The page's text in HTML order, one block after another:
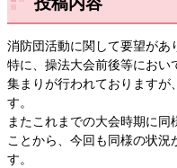
消防団活動に関して要望があ
特に、操法大会前後等におい
集まりが行われておりますが
す。
またこれまでの大会時期に
ことから、今回も同様の状況
す。